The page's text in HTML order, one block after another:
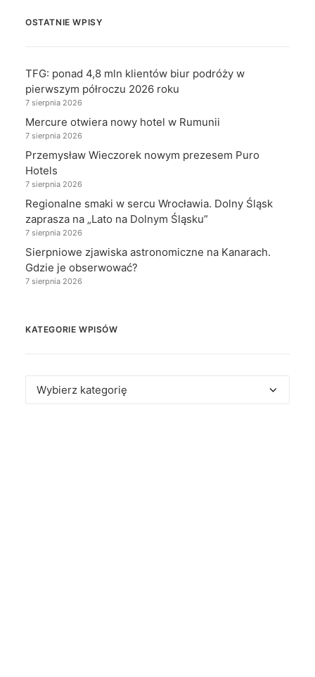
OSTATNIE WPISY
TFG: ponad 4,8 mln klientów biur podróży w
pierwszym półroczu 2026 roku
7 sierpnia 2026
Mercure otwiera nowy hotel w Rumunii
7 sierpnia 2026
Przemysław Wieczorek nowym prezesem Puro
Hotels
7 sierpnia 2026
Regionalne smaki w sercu Wrocławia. Dolny Śląsk
zaprasza na „Lato na Dolnym Śląsku”
7 sierpnia 2026
Sierpniowe zjawiska astronomiczne na Kanarach.
Gdzie je obserwować?
7 sierpnia 2026
KATEGORIE WPISÓW
Kategorie